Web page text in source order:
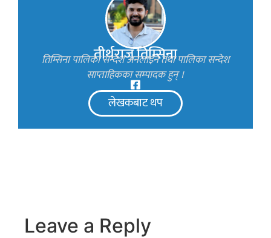
तीर्थराज तिम्सिना
तिम्सिना पालिका सन्देश अनलाइन तथा पालिका सन्देश
साप्ताहिकका सम्पादक हुन् ।
लेखकबाट थप
Leave a Reply